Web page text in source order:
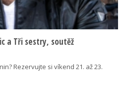
a Tři sestry, soutěž
Rezervujte si víkend 21. až 23.